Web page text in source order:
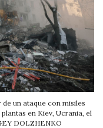
un ataque con misiles
en Kiev, Ucrania, el
DOLZHENKO